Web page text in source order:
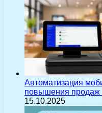
Автоматизация
повышения продаж
15.10.2025